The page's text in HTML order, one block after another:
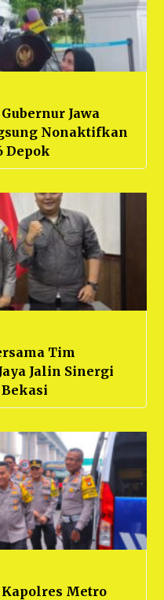
Jawa
Nonaktifkan
Depok
Tim
Jalin Sinergi
Kapolres Metro